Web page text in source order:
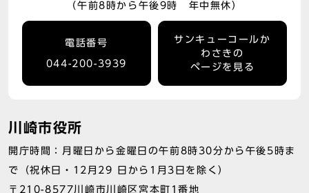
（午前8時から午後9時 年中無休）
電話番号
044-200-3939
サンキューコールか
わさきの
ページを見る
川崎市役所
開庁時間：月曜日から金曜日の午前8時30分から午後5時ま
で（祝休日・12月29 日から1月3日を除く）
〒210-8577川崎市川崎区宮本町1番地